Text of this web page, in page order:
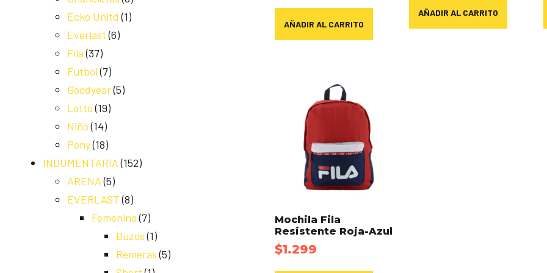
Ecko Unltd (1)
Everlast (6)
Fila (37)
Futbol (7)
Goodyear(5)
Lotto (19)
Niño (14)
Pony(18)
INDUMENTARIA (152)
ARENA (5)
EVERLAST (8)
Femenino (7)
Buzos (1)
Remeras (5)
AÑADIR AL CARRITO
AÑADIR AL CARRITO
Mochila Fila
Resistente Roja-Azul
$1.299